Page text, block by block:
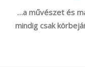
…a művészet és
mindig csak